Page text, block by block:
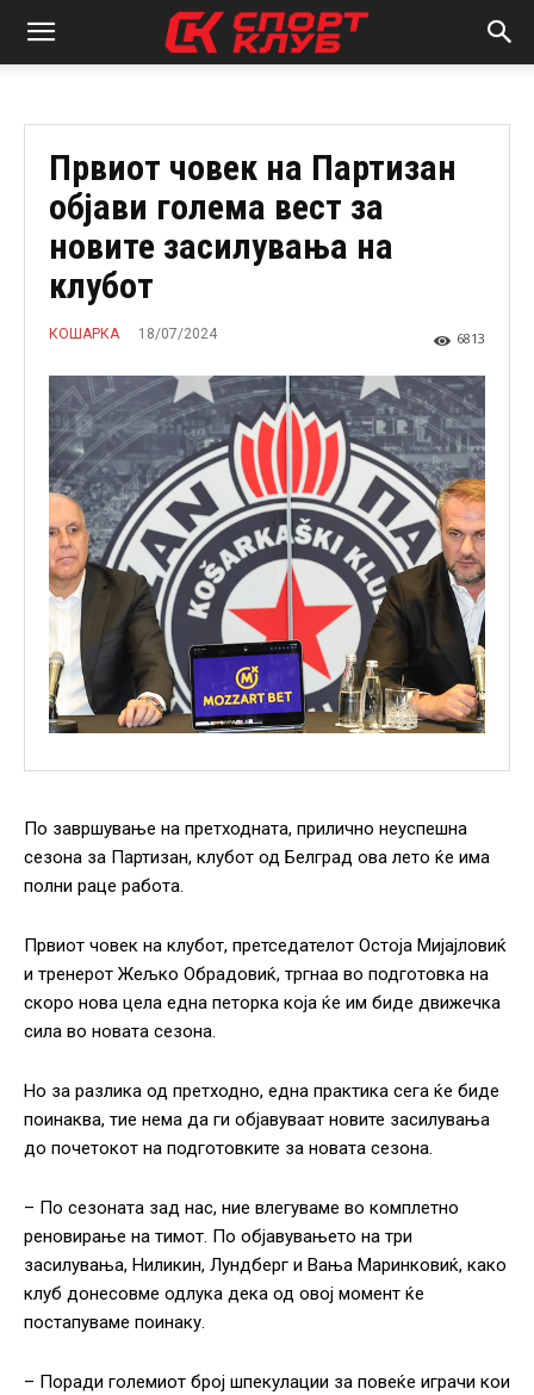
Првиот човек на Партизан
објави голема вест за
новите засилувања на
клубот
КОШАРКА 18/07/2024 6813
По завршување на претходната, прилично неуспешна
сезона за Партизан, клубот од Белград ова лето ќе има
полни раце работа.
Првиот човек на клубот, претседателот Остоја Мијајловиќ
и тренерот Жељко Обрадовиќ, тргнаа во подготовка на
скоро нова цела една петорка која ќе им биде движечка
сила во новата сезона.
Но за разлика од претходно, една практика сега ќе биде
поинаква, тие нема да ги објавуваат новите засилувања
до почетокот на подготовките за новата сезона.
– По сезоната зад нас, ние влегуваме во комплетно
реновирање на тимот. По објавувањето на три
засилувања, Ниликин, Лундберг и Вања Маринковиќ, како
клуб донесовме одлука дека од овој момент ќе
постапуваме поинаку.
– Поради големиот број шпекулации за повеќе играчи кои